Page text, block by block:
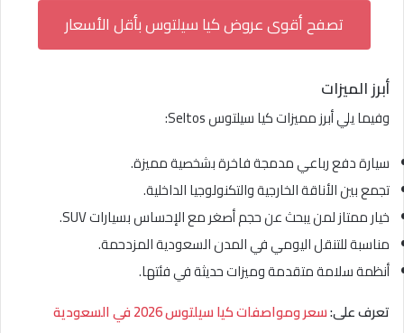
تصفح أقوى عروض كيا سيلتوس بأقل الأسعار
أبرز الميزات
وفيما يلي أبرز مميزات كيا سيلتوس Seltos:
سيارة دفع رباعي مدمجة فاخرة بشخصية مميزة.
تجمع بين الأناقة الخارجية والتكنولوجيا الداخلية.
خيار ممتاز لمن يبحث عن حجم أصغر مع الإحساس بسيارات SUV.
مناسبة للتنقل اليومي في المدن السعودية المزدحمة.
أنظمة سلامة متقدمة وميزات حديثة في فئتها.
تعرف على:سعر ومواصفات كيا سيلتوس 2026 في السعودية